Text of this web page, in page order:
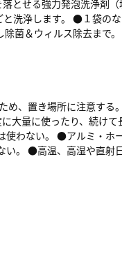
とせる強力発泡洗浄剤
洗浄します。 ●１袋の
菌＆ウィルス除去まで
、置き場所に注意する
大量に使ったり、続け
わない。 ●アルミ・ホ
い。 ●高温、高湿や直射